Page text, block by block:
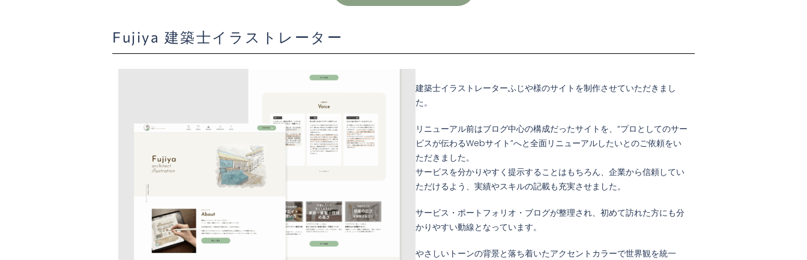
Fujiya 建築士イラストレーター
建築士イラストレーターふじや様のサイトを制作させていただきまし
た。
リニューアル前はブログ中心の構成だったサイトを、“プロとしてのサー
ビスが伝わるWebサイト”へと全面リニューアルしたいとのご依頼をい
ただきました。
サービスを分かりやすく提示することはもちろん、企業から信頼してい
ただけるよう、実績やスキルの記載も充実させました。
サービス・ポートフォリオ・ブログが整理され、初めて訪れた方にも分
かりやすい動線となっています。
やさしいトーンの背景と落ち着いたアクセントカラーで世界観を統一